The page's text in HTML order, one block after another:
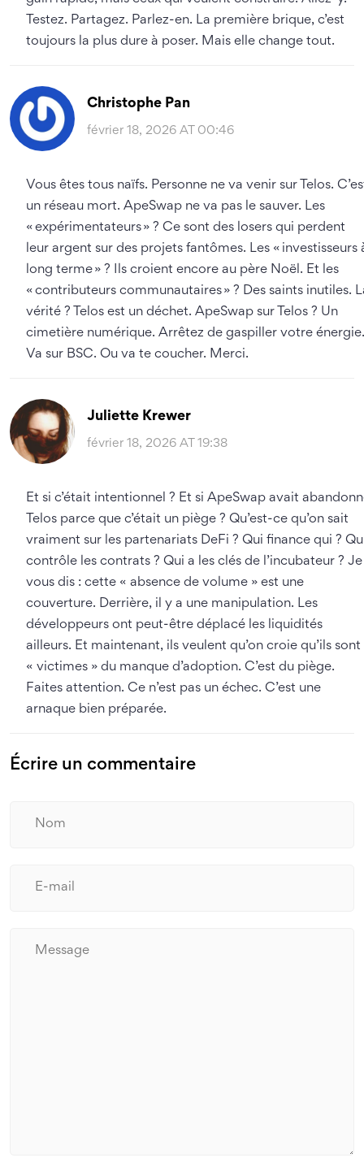
Testez. Partagez. Parlez-en. La première brique, c’est
toujours la plus dure à poser. Mais elle change tout.
Christophe Pan
février 18, 2026 AT 00:46
Vous êtes tous naïfs. Personne ne va venir sur Telos.
un réseau mort. ApeSwap ne va pas le sauver. Les
« expérimentateurs » ? Ce sont des losers qui perdent
leur argent sur des projets fantômes. Les « investisseurs
long terme » ? Ils croient encore au père Noël. Et les
« contributeurs communautaires » ? Des saints inutiles.
vérité ? Telos est un déchet. ApeSwap sur Telos ? Un
cimetière numérique. Arrêtez de gaspiller votre énergie.
Va sur BSC. Ou va te coucher. Merci.
Juliette Krewer
février 18, 2026 AT 19:38
Et si c’était intentionnel ? Et si ApeSwap avait
Telos parce que c’était un piège ? Qu’est-ce qu’on sait
vraiment sur les partenariats DeFi ? Qui finance qui ?
contrôle les contrats ? Qui a les clés de l’incubateur ? Je
vous dis : cette « absence de volume » est une
couverture. Derrière, il y a une manipulation. Les
développeurs ont peut-être déplacé les liquidités
ailleurs. Et maintenant, ils veulent qu’on croie qu’ils sont
« victimes » du manque d’adoption. C’est du piège.
Faites attention. Ce n’est pas un échec. C’est une
arnaque bien préparée.
Écrire un commentaire